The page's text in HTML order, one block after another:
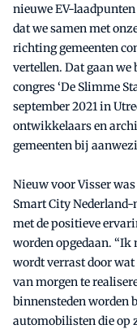
nieuwe EV-
dat we samen met
richting gemeenten
vertellen. Dat gaan we
congres ‘De Slimme
september 2021 in
ontwikkelaars en
gemeenten bij
Nieuw voor Visser
Smart City
met de positieve
worden opgedaan. “Ik
wordt verrast door
van morgen te
binnensteden worden
automobilisten die op